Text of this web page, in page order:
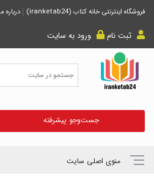
فروشگاه اینترنتی خانه کتاب (iranketab24) درباره ما
ثبت نام ورود به سایت
جست‌و‌جو پیشرفته
منوی اصلی سایت